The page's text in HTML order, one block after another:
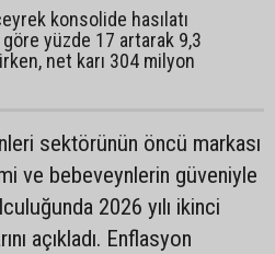
konsolide hasılatı
göre yüzde 17 artarak 9,3
net karı 304 milyon
sektörünün öncü markası
ve bebeveynlerin güveniyle
2026 yılı ikinci
açıkladı. Enflasyon